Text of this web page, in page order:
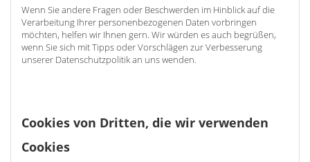
Wenn Sie andere Fragen oder Beschwerden im Hinblick auf die
Verarbeitung Ihrer personenbezogenen Daten vorbringen
möchten, helfen wir Ihnen gern. Wir würden es auch begrüßen,
wenn Sie sich mit Tipps oder Vorschlägen zur Verbesserung
unserer Datenschutzpolitik an uns wenden.
Cookies von Dritten, die wir verwenden
Cookies